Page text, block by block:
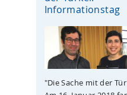
Informationstag
"Die Sache mit der